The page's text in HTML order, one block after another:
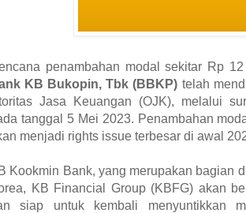
penambahan modal sekitar Rp
KB Bukopin, Tbk (BBKP) telah
Jasa Keuangan (OJK), melalui
tanggal 5 Mei 2023. Penambahan
menjadi rights issue terbesar di awal
Kookmin Bank, yang merupakan bagian
KB Financial Group (KBFG) akan
siap untuk kembali menyuntikkan